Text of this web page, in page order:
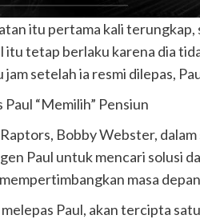
itu pertama kali
itu tetap berlaku karena dia
jam setelah ia resmi dilepas,
Paul “Memilih” Pensiun
Bobby Webster,
Paul untuk mencari solusi
masa
Paul, akan tercipta